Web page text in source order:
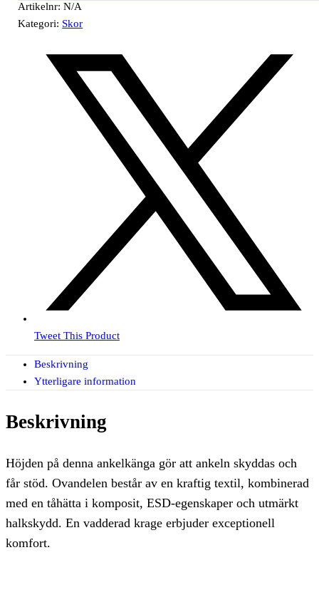
Artikelnr:N/A
Kategori: Skor
Tweet This Product
Beskrivning
Ytterligare information
Beskrivning
Höjden på denna ankelkänga gör att ankeln skyddas och
får stöd. Ovandelen består av en kraftig textil, kombinerad
med en tåhätta i komposit, ESD-egenskaper och utmärkt
halkskydd. En vadderad krage erbjuder exceptionell
komfort.